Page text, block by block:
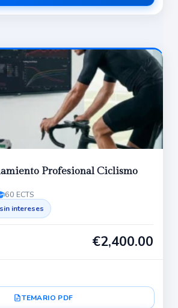
Profesional Ciclismo
60 ECTS
intereses
€2,400.00
TEMARIO PDF